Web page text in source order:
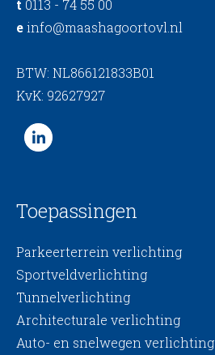
t 0113 - 74 55 00
einfo@maashagoortovl.nl
BTW: NL866121833B01
KvK: 92627927
Toepassingen
Parkeerterrein verlichting
Sportveldverlichting
Tunnelverlichting
Architecturale verlichting
Auto- en snelwegen verlichting